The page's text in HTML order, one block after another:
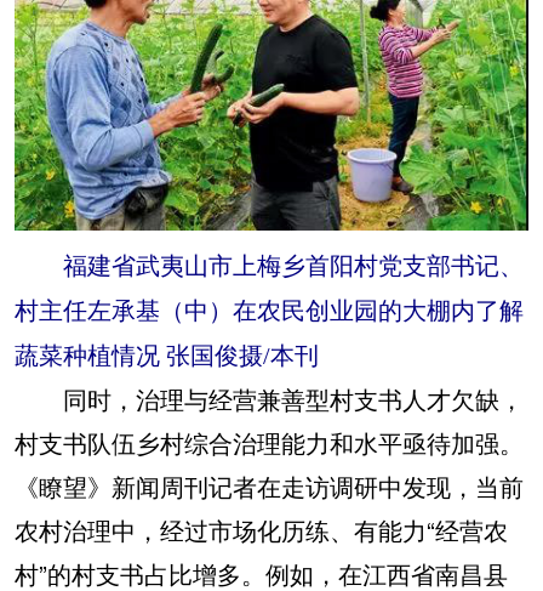
福建省武夷山市上梅乡首阳村党支部书记、
村主任左承基（中）在农民创业园的大棚内了解
蔬菜种植情况 张国俊摄/本刊
同时，治理与经营兼善型村支书人才欠缺，
村支书队伍乡村综合治理能力和水平亟待加强。
《瞭望》新闻周刊记者在走访调研中发现，当前
农村治理中，经过市场化历练、有能力“经营农
村”的村支书占比增多。例如，在江西省南昌县